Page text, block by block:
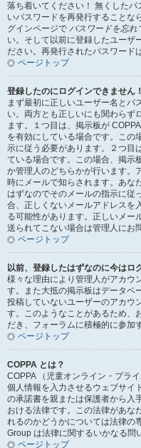
落ち着いてください！ 無くした
いパスワードを再発行することな
グインページで パスワードを忘れ
い。そして以前に登録したユーザ
ださい。再発行されたパスワード
ページトップ
登録したのにログインできません！
まず最初に正しいユーザー名とパ
い。両方とも正しいにも関わらず
ます。１つ目は、掲示板が
を有効にしている場合です。この
示に従う必要があります。２つ目
ている場合です。この場合、掲示
か管理人のどちらかが行います。
時にメールで知らされます。あな
はずなのでそのメールの指示に従
合、正しくないメールアドレスを
る可能性があります。正しいメー
送られてこない場合は管理人にお
ページトップ
以前、登録したはずなのに今はロ
様々な理由により管理人がアカウ
す。また大抵の掲示板はデータベ
投稿していないユーザーのアカウ
す。このようなことがあるため、
だき、フォーラムに積極的に参加
ページトップ
COPPA とは？
COPPA （児童オンライン・プラ
個人情報を入力させるウェブサイ
の承諾書を親または保護者から入
おける法律です。この法律があな
れるのかどうかについては法律の
Group は法律に関するいかなる問
ページトップ